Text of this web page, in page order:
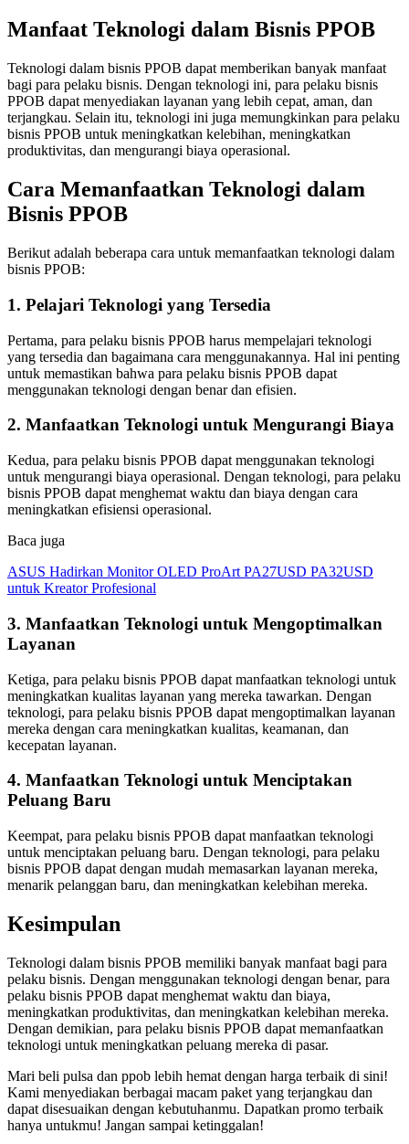
Manfaat Teknologi dalam Bisnis PPOB
Teknologi dalam bisnis PPOB dapat memberikan banyak manfaat
bagi para pelaku bisnis. Dengan teknologi ini, para pelaku bisnis
PPOB dapat menyediakan layanan yang lebih cepat, aman, dan
terjangkau. Selain itu, teknologi ini juga memungkinkan para pelaku
bisnis PPOB untuk meningkatkan kelebihan, meningkatkan
produktivitas, dan mengurangi biaya operasional.
Cara Memanfaatkan Teknologi dalam
Bisnis PPOB
Berikut adalah beberapa cara untuk memanfaatkan teknologi dalam
bisnis PPOB:
1. Pelajari Teknologi yang Tersedia
Pertama, para pelaku bisnis PPOB harus mempelajari teknologi
yang tersedia dan bagaimana cara menggunakannya. Hal ini penting
untuk memastikan bahwa para pelaku bisnis PPOB dapat
menggunakan teknologi dengan benar dan efisien.
2. Manfaatkan Teknologi untuk Mengurangi Biaya
Kedua, para pelaku bisnis PPOB dapat menggunakan teknologi
untuk mengurangi biaya operasional. Dengan teknologi, para pelaku
bisnis PPOB dapat menghemat waktu dan biaya dengan cara
meningkatkan efisiensi operasional.
Baca juga
ASUS Hadirkan Monitor OLED ProArt PA27USD PA32USD
untuk Kreator Profesional
3. Manfaatkan Teknologi untuk Mengoptimalkan
Layanan
Ketiga, para pelaku bisnis PPOB dapat manfaatkan teknologi untuk
meningkatkan kualitas layanan yang mereka tawarkan. Dengan
teknologi, para pelaku bisnis PPOB dapat mengoptimalkan layanan
mereka dengan cara meningkatkan kualitas, keamanan, dan
kecepatan layanan.
4. Manfaatkan Teknologi untuk Menciptakan
Peluang Baru
Keempat, para pelaku bisnis PPOB dapat manfaatkan teknologi
untuk menciptakan peluang baru. Dengan teknologi, para pelaku
bisnis PPOB dapat dengan mudah memasarkan layanan mereka,
menarik pelanggan baru, dan meningkatkan kelebihan mereka.
Kesimpulan
Teknologi dalam bisnis PPOB memiliki banyak manfaat bagi para
pelaku bisnis. Dengan menggunakan teknologi dengan benar, para
pelaku bisnis PPOB dapat menghemat waktu dan biaya,
meningkatkan produktivitas, dan meningkatkan kelebihan mereka.
Dengan demikian, para pelaku bisnis PPOB dapat memanfaatkan
teknologi untuk meningkatkan peluang mereka di pasar.
Mari beli pulsa dan ppob lebih hemat dengan harga terbaik di sini!
Kami menyediakan berbagai macam paket yang terjangkau dan
dapat disesuaikan dengan kebutuhanmu. Dapatkan promo terbaik
hanya untukmu! Jangan sampai ketinggalan!